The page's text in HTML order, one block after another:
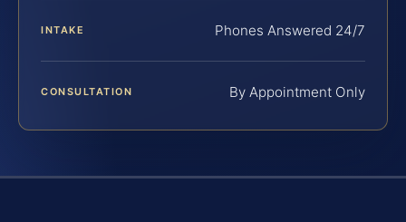
INTAKE Phones Answered 24/7
CONSULTATION By Appointment Only